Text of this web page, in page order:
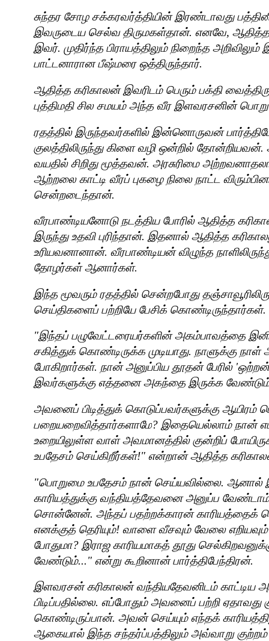
சுந்தர சோழ சக்கரவர்த்தியின் இரண்டாவது
இவருடைய செல்வ திருமகள்தான். எனவே, ஆதித்த
இவர். முதிர்ந்த பிராயத்திலும் நிறைந்த
பாட்டனாரான பீஷ்மரை ஒத்திருந்தார்.
ஆதித்த கரிகாலன் இவரிடம் பெரும் பக்தி
புத்திமதி சில சமயம் அந்த வீர இளவரசனின்
ரதத்தில் இருந்தவர்களில் இன்னொருவன்
குலத்திலிருந்து கிளை வழி ஒன்றில்
வயதில் சிறிது மூத்தவன். அரசுரிமை
ஆற்றலை காட்டி வீரப் புகழை நிலை நாட்ட
சென்றடைந்தான்.
வீரபாண்டியனோடு நடத்திய போரில் ஆதித்த
இருந்து உதவி புரிந்தான். இதனால் ஆதித்த
உரியவனானான். வீரபாண்டியன் விழுந்த
தோழர்கள் ஆனார்கள்.
இந்த மூவரும் ரதத்தில் சென்றபோது
செய்திகளைப் பற்றியே பேசிக் கொண்டிருந்தார்கள்.
"இந்தப் பழுவேட்டரையர்களின் அகம்பாவத்தை
சகித்துக் கொண்டிருக்க முடியாது. நாளுக்கு
போகிறார்கள். நான் அனுப்பிய தூதன் பேரில் 'ஒற்றன்
இவர்களுக்கு எத்தனை அகந்தை இருக்க
அவனைப் பிடித்துக் கொடுப்பவர்களுக்கு ஆயிரம்
பறையறைவித்தார்களாமே? இதையெல்லாம் நான்
உறையிலுள்ள வாள் அவமானத்தில் குன்றிப்
உபதேசம் செய்கிறீர்கள்!" என்றான் ஆதித்த
"பொறுமை உபதேசம் நான் செய்யவில்லை. ஆனால்
காரியத்துக்கு வந்தியத்தேவனை அனுப்ப
சொன்னேன். அந்தப் பதற்றக்காரன் காரியத்தைக்
எனக்குத் தெரியும்! வாளை வீசவும் வேலை எறியவும்
போதுமா? இராஜ காரியமாகத் தூது
வேண்டும்..." என்று கூறினான் பார்த்திபேந்திரன்.
இளவரசன் கரிகாலன் வந்தியதேவனிடம் காட்டிய
பிடிப்பதில்லை. எப்போதும் அவனைப் பற்றி
கொண்டிருப்பான். அவன் செய்யும் எந்தக்
ஆகையால் இந்த சந்தர்ப்பத்திலும் அவ்வாறு